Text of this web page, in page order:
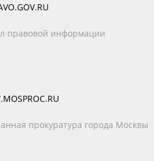
правовой информации
прокуратура города Москвы